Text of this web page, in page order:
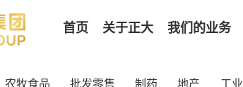
首页 关于正大 我们的业务
农牧食品 批发零售 制药 地产 工业